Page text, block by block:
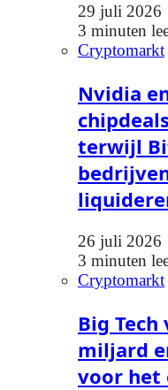
29 juli 2026
3 minuten
Cryptomarkt
Nvidia
terwijl
26 juli 2026
3 minuten
Cryptomarkt
Big
miljard
voor het